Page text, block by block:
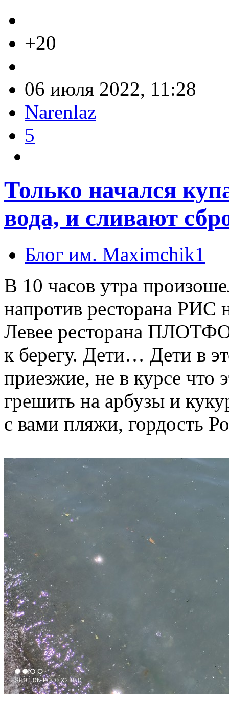
+20
06 июля 2022, 11:28
Narenlaz
5
Только начался
вода, и сливают
Блог им. Maximchik1
В 10 часов утра
напротив ресторана РИС
Левее ресторана
к берегу. Дети… Дети в
приезжие, не в курсе что
грешить на арбузы и
с вами пляжи, гордость